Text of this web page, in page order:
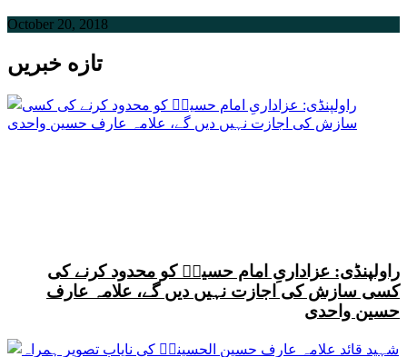
October 20, 2018
تازه خبریں
راولپنڈی: عزاداریِ امام حسینؑ کو محدود کرنے کی
کسی سازش کی اجازت نہیں دیں گے، علامہ عارف
حسین واحدی